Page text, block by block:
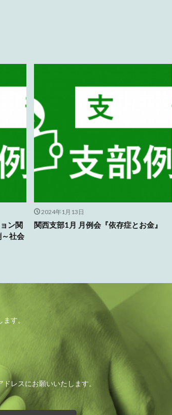
ン関
社会
2024年1月13日
関西支部1月 月例会『依存症とお金』
す。
レスにお願いいたします。